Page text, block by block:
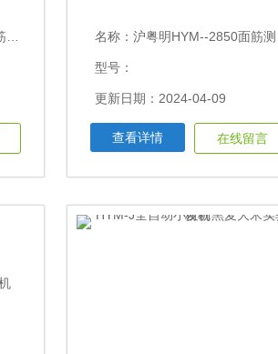
名称： 沪粤明HYM--2850面筋测定系统磨粉机
型号：
更新日期：2024-04-09
查看详情 在线留言